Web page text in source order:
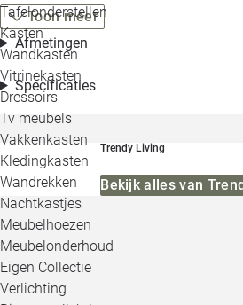
Tafelonderstellen
Kasten
Wandkasten
Vitrinekasten
Dressoirs
Tv meubels
Vakkenkasten
Kledingkasten
Wandrekken
Nachtkastjes
Meubelhoezen
Meubelonderhoud
Eigen Collectie
Verlichting
Toon meer
Afmetingen
Specificaties
Trendy Living
Bekijk alles van